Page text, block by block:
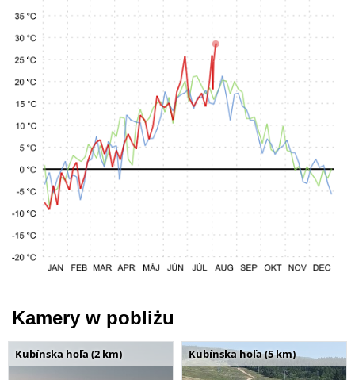
Kamery w pobliżu
Kubínska hoľa (2 km) Kubínska hoľa (5 km)